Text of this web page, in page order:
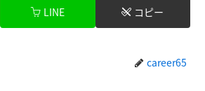
LINE コピー
career65